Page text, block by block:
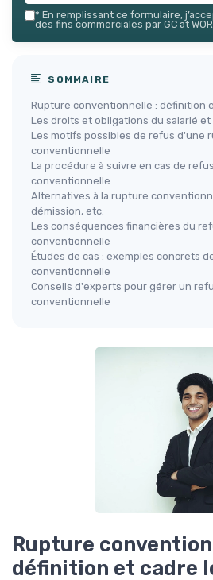
* En remplissant ce formulaire,
des fins commerciales par GC at
SOMMAIRE
Rupture conventionnelle : définition
Les droits et obligations du salarié
Les motifs possibles de refus d'une
conventionnelle
La procédure à suivre en cas de
conventionnelle
Alternatives à la rupture
démission, etc.
Les conséquences financières du
conventionnelle
Études de cas : exemples concrets
conventionnelle
Conseils d'experts pour gérer un
conventionnelle
Rupture
définition et cadre